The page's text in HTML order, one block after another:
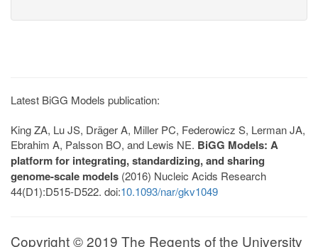
Latest BiGG Models publication:
King ZA, Lu JS, Dräger A, Miller PC, Federowicz S, Lerman JA,
Ebrahim A, Palsson BO, and Lewis NE. BiGG Models: A
platform for integrating, standardizing, and sharing
genome-scale models (2016) Nucleic Acids Research
44(D1):D515-D522. doi:10.1093/nar/gkv1049
Copyright © 2019 The Regents of the University